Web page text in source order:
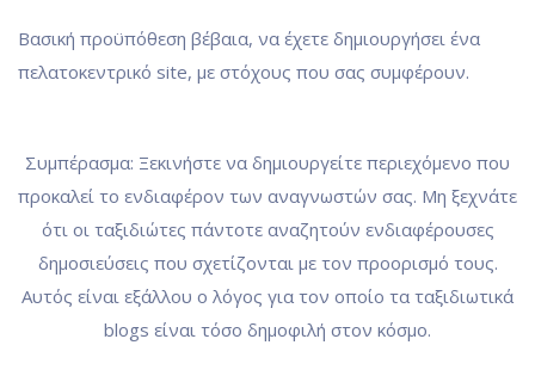
Βασική προϋπόθεση βέβαια, να έχετε δημιουργήσει ένα
πελατοκεντρικό site, με στόχους που σας συμφέρουν.
Συμπέρασμα: Ξεκινήστε να δημιουργείτε περιεχόμενο που
προκαλεί το ενδιαφέρον των αναγνωστών σας. Μη ξεχνάτε
ότι οι ταξιδιώτες πάντοτε αναζητούν ενδιαφέρουσες
δημοσιεύσεις που σχετίζονται με τον προορισμό τους.
Αυτός είναι εξάλλου ο λόγος για τον οποίο τα ταξιδιωτικά
blogs είναι τόσο δημοφιλή στον κόσμο.